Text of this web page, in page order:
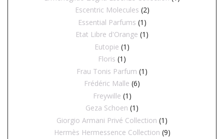
Escentric Molecules (2)
Essential Parfums (1)
Etat Libre d'Orange (1)
Eutopie (1)
Floris (1)
Frau Tonis Parfum (1)
Frédéric Malle (6)
Freywille (1)
Geza Schoen (1)
Giorgio Armani Privé Collection (1)
Hermès Hermessence Collection (9)